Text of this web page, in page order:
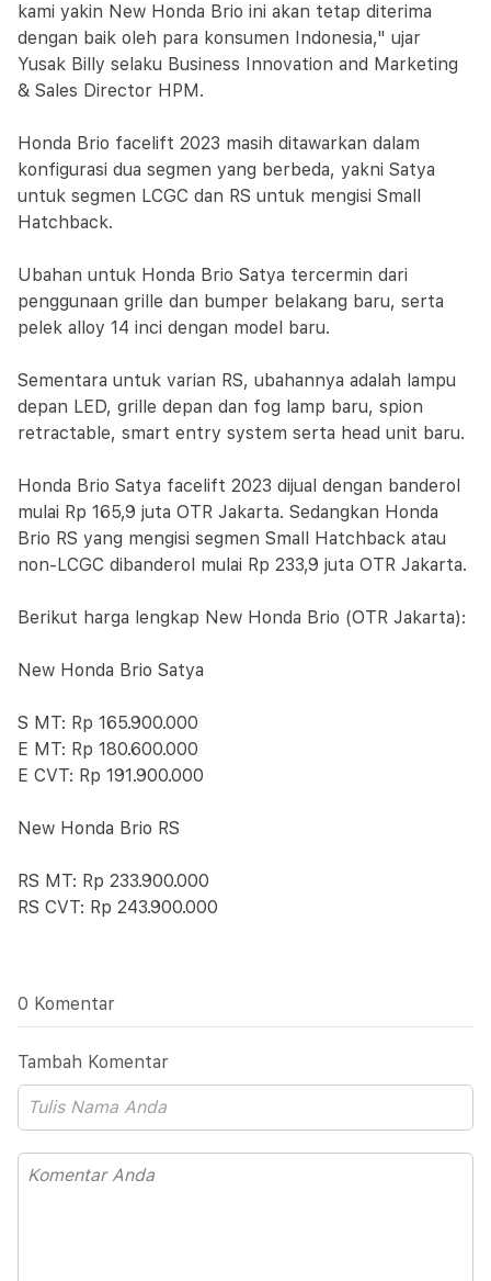
kami yakin New Honda Brio ini akan tetap diterima
dengan baik oleh para konsumen Indonesia," ujar
Yusak Billy selaku Business Innovation and Marketing
& Sales Director HPM.
Honda Brio facelift 2023 masih ditawarkan dalam
konfigurasi dua segmen yang berbeda, yakni Satya
untuk segmen LCGC dan RS untuk mengisi Small
Hatchback.
Ubahan untuk Honda Brio Satya tercermin dari
penggunaan grille dan bumper belakang baru, serta
pelek alloy 14 inci dengan model baru.
Sementara untuk varian RS, ubahannya adalah lampu
depan LED, grille depan dan fog lamp baru, spion
retractable, smart entry system serta head unit baru.
Honda Brio Satya facelift 2023 dijual dengan banderol
mulai Rp 165,9 juta OTR Jakarta. Sedangkan Honda
Brio RS yang mengisi segmen Small Hatchback atau
non-LCGC dibanderol mulai Rp 233,9 juta OTR Jakarta.
Berikut harga lengkap New Honda Brio (OTR Jakarta):
New Honda Brio Satya
S MT: Rp 165.900.000
E MT: Rp 180.600.000
E CVT: Rp 191.900.000
New Honda Brio RS
RS MT: Rp 233.900.000
RS CVT: Rp 243.900.000
0 Komentar
Tambah Komentar